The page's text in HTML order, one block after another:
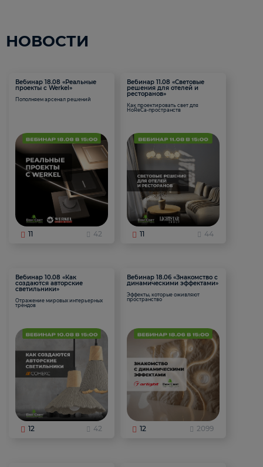
НОВОСТИ
Вебинар 18.08 «Реальные
проекты с Werkel»
Пополняем арсенал решений
11 42
Вебинар 11.08 «Световые
решения для отелей и
ресторанов»
Как проектировать свет для
HoReCa-пространств
11 44
Вебинар 10.08 «Как
создаются авторские
светильники»
Отражение мировых интерьерных
трендов
12 42
Вебинар 18.06 «Знакомство с
динамическими эффектами»
Эффекты, которые оживляют
пространство
12 2099